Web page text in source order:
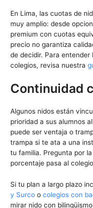
En Lima, las cuotas de
muy amplio: desde
premium con cuotas
precio no garantiza
de decidir. Para
colegios, revisa nuestra
Continuidad
Algunos nidos están
prioridad a sus alumnos
puede ser ventaja o
trampa si te ata a una
tu familia. Pregunta por
porcentaje pasa al
Si tu plan a largo plazo
y Surco ocolegios con
mirar nido con